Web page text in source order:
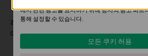
각 기능 및 구성에 대한 자세한 내용을 알아보
이동하여 제품 설명서를 다운로드하십시오.
에서 관련 광고를 표시하기 위해 당사의 광고 파트
통해 설정할 수 있습니다.
모든 쿠키 허용